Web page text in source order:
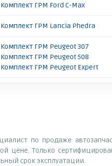
Комплект ГРМ Ford C-Max
Комплект ГРМ Lancia Phedra
Комплект ГРМ Peugeot 307
Комплект ГРМ Peugeot 508
Комплект ГРМ Peugeot Expert
по продаже
цене. Только
срок эксплуатации.